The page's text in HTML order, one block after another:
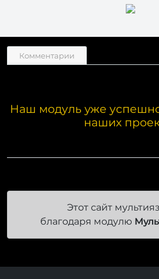
Наш модуль уже
Этот сайт
благодаря модулю